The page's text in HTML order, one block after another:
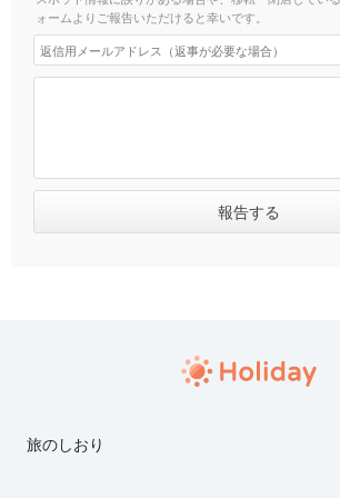
ォームよりご報告いただけると幸いです。
旅のしおり